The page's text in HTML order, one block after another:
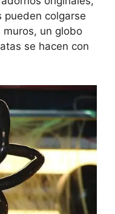
pueden colgarse
muros, un globo
se hacen con